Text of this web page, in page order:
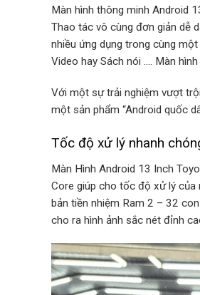
Màn hình thông minh Android
Thao tác vô cùng đơn giản dễ
nhiều ứng dụng trong cùng
Video hay Sách nói …. Màn
Với một sự trải nghiệm vượt
một sản phẩm “Android quốc
Tốc độ xử lý nhanh
Màn Hình Android 13 Inch
Core giúp cho tốc độ xử lý của
bản tiền nhiệm Ram 2 – 32
cho ra hình ảnh sắc nét đỉnh